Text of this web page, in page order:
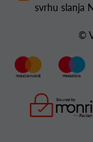
svrhu slanja
©